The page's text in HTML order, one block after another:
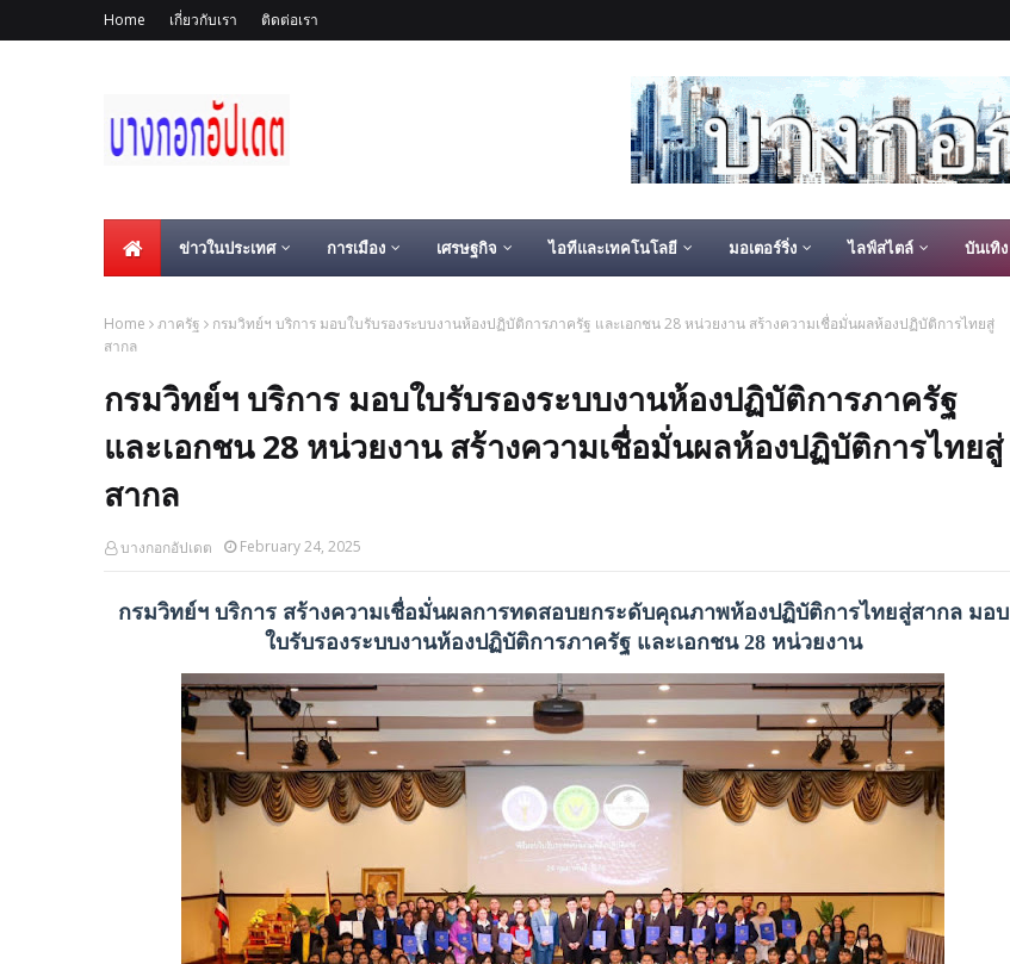
Home เกี่ยวกับเรา ติดต่อเรา
ข่าวในประเทศ การเมือง เศรษฐกิจ ไอทีและเทคโนโลยี มอเตอร์ริ่ง ไลฟ์สไตล์ บันเทิง
Home ภาครัฐ
กรมวิทย์ฯ บริการ มอบใบรับรองระบบงานห้องปฏิบัติการภาครัฐ และเอกชน 28 หน่วยงาน สร้างความเชื่อมั่นผลห้องปฏิบัติการไทยสู่
สากล
กรมวิทย์ฯ บริการ มอบใบรับรองระบบงานห้องปฏิบัติการภาครัฐ
และเอกชน 28 หน่วยงาน สร้างความเชื่อมั่นผลห้องปฏิบัติการไทยสู่
สากล
บางกอกอัปเดต February 24, 2025
กรมวิทย์ฯ บริการ สร้างความเชื่อมั่นผลการทดสอบยกระดับคุณภาพห้องปฏิบัติการไทยสู่สากล มอบ
ใบรับรองระบบงานห้องปฏิบัติการภาครัฐ และเอกชน 28 หน่วยงาน